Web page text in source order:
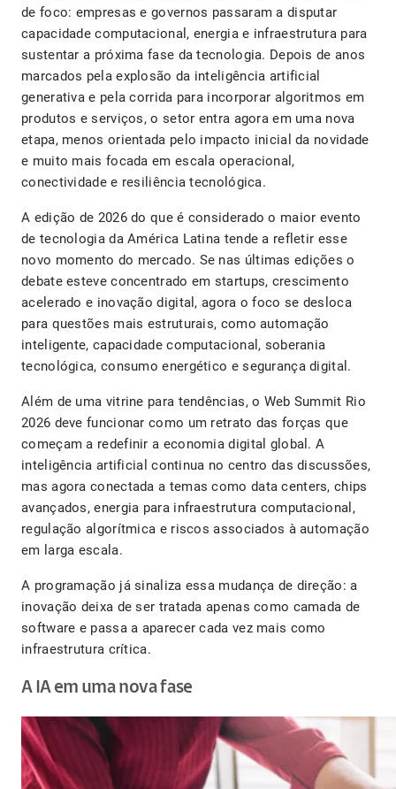
de foco: empresas e governos passaram a disputar
capacidade computacional, energia e infraestrutura para
sustentar a próxima fase da tecnologia. Depois de anos
marcados pela explosão da inteligência artificial
generativa e pela corrida para incorporar algoritmos em
produtos e serviços, o setor entra agora em uma nova
etapa, menos orientada pelo impacto inicial da novidade
e muito mais focada em escala operacional,
conectividade e resiliência tecnológica.
A edição de 2026 do que é considerado o maior evento
de tecnologia da América Latina tende a refletir esse
novo momento do mercado. Se nas últimas edições o
debate esteve concentrado em startups, crescimento
acelerado e inovação digital, agora o foco se desloca
para questões mais estruturais, como automação
inteligente, capacidade computacional, soberania
tecnológica, consumo energético e segurança digital.
Além de uma vitrine para tendências, o Web Summit Rio
2026 deve funcionar como um retrato das forças que
começam a redefinir a economia digital global. A
inteligência artificial continua no centro das discussões,
mas agora conectada a temas como data centers, chips
avançados, energia para infraestrutura computacional,
regulação algorítmica e riscos associados à automação
em larga escala.
A programação já sinaliza essa mudança de direção: a
inovação deixa de ser tratada apenas como camada de
software e passa a aparecer cada vez mais como
infraestrutura crítica.
A IA em uma nova fase